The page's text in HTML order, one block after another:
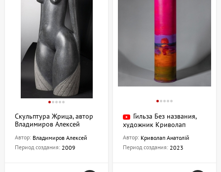
Скульптура Жрица, автор
Владимиров Алексей
Автор: Владимиров Алексей
Период создания: 2009
Гильза Без названия,
художник Криволап
Автор: Криволап Анатолій
Период создания: 2023